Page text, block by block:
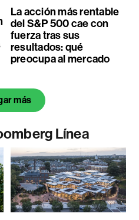
La acción más rentable
del S&P 500 cae con
fuerza tras sus
resultados: qué
preocupa al mercado
más
Línea